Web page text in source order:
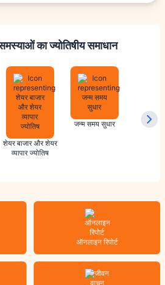
का ज्योतिषीय समाधान
शेयर बाजार और शेयर
व्यापार ज्योतिष
जन्म समय सुधार विवाह
ऑनलाइन रिपोर्ट